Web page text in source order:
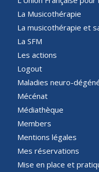
La Musicothérapie
La musicothérapie et
La SFM
Les actions
Logout
Maladies neuro-
Mécénat
Médiathèque
Members
Mentions légales
Mes réservations
Mise en place et